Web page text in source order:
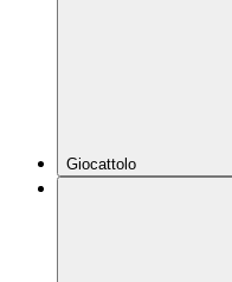
Giocattolo